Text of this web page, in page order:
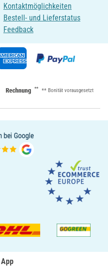
Kontaktmöglichkeiten
Bestell- und Lieferstatus
Feedback
** ** Bonität vorausgesetzt